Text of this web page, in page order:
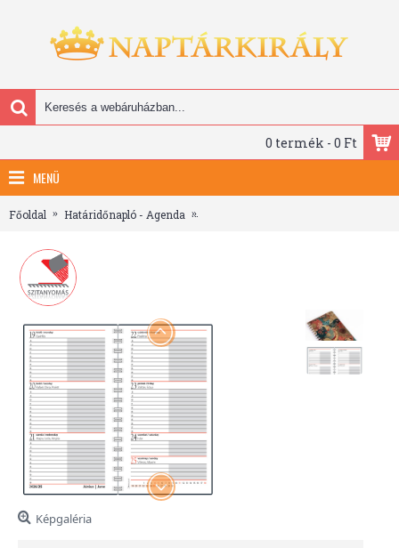
0 termék - 0 Ft
MENÜ
Főoldal Határidőnapló - Agenda
Képgaléria